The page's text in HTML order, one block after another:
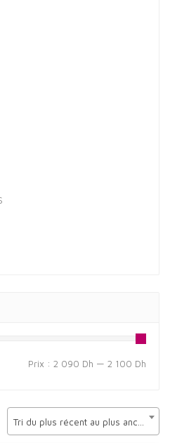
Prix : 2 090 Dh — 2 100 Dh